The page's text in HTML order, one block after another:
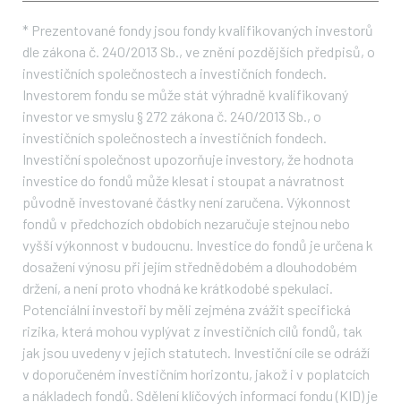
* Prezentované fondy jsou fondy kvalifikovaných investorů
dle zákona č. 240/2013 Sb., ve znění pozdějších předpisů, o
investičních společnostech a investičních fondech.
Investorem fondu se může stát výhradně kvalifikovaný
investor ve smyslu § 272 zákona č. 240/2013 Sb., o
investičních společnostech a investičních fondech.
Investiční společnost upozorňuje investory, že hodnota
investice do fondů může klesat i stoupat a návratnost
původně investované částky není zaručena. Výkonnost
fondů v předchozích obdobích nezaručuje stejnou nebo
vyšší výkonnost v budoucnu. Investice do fondů je určena k
dosažení výnosu při jejím střednědobém a dlouhodobém
držení, a není proto vhodná ke krátkodobé spekulaci.
Potenciální investoři by měli zejména zvážit specifická
rizika, která mohou vyplývat z investičních cílů fondů, tak
jak jsou uvedeny v jejich statutech. Investiční cíle se odráží
v doporučeném investičním horizontu, jakož i v poplatcích
a nákladech fondů. Sdělení klíčových informací fondu (KID) je